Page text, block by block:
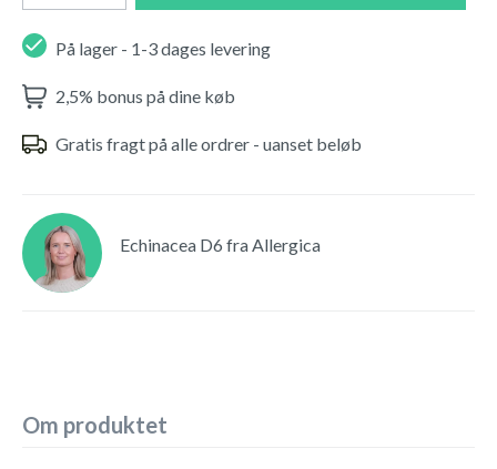
På lager - 1-3 dages levering
2,5% bonus på dine køb
Gratis fragt på alle ordrer - uanset beløb
Echinacea D6 fra Allergica
Om produktet